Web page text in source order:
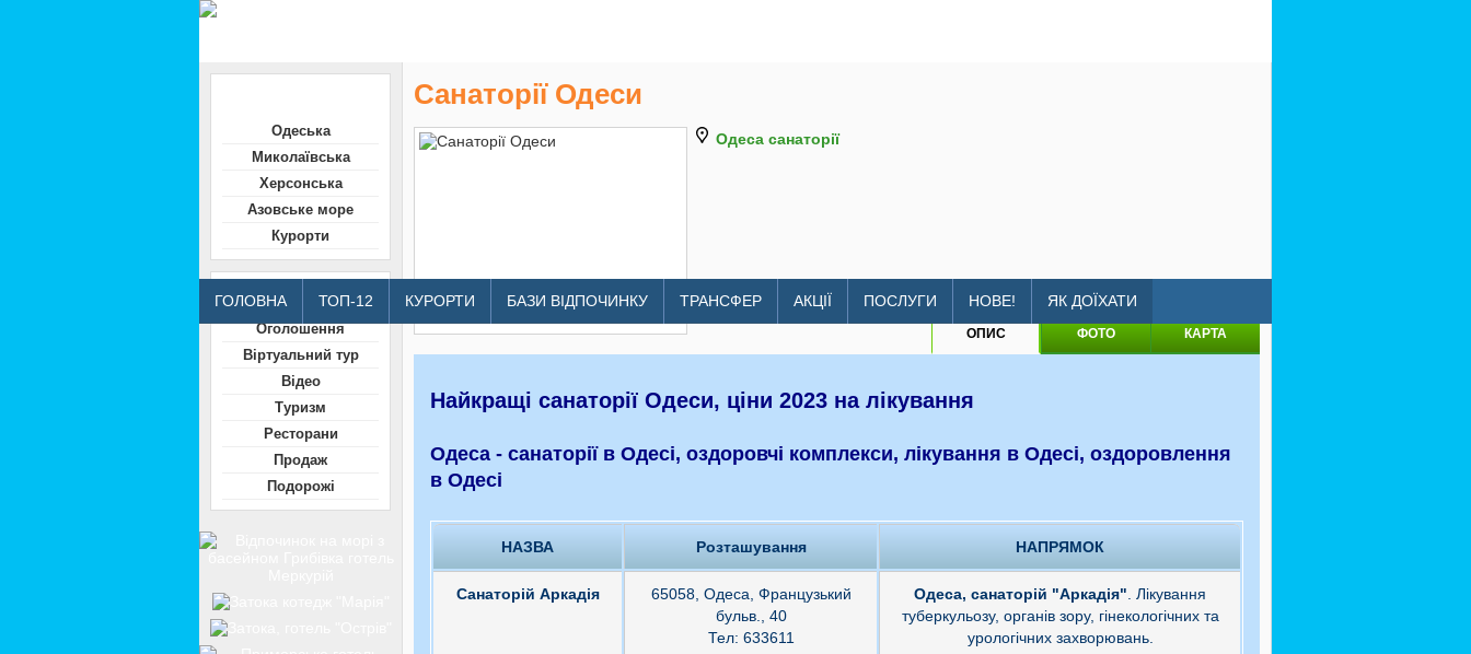
ГОЛОВНА ТОП-12 КУРОРТИ БАЗИ ВІДПОЧИНКУ ТРАНСФЕР АКЦІЇ ПОСЛУГИ НОВЕ! ЯК ДОЇХАТИ
Одеська
Миколаївська
Херсонська
Азовське море
Курорти
Оголошення
Віртуальний тур
Відео
Туризм
Ресторани
Продаж
Подорожі
Санаторії Одеси
Одеса санаторії
litomore.com.ua/hotels/sanatorium
ОПИС ФОТО КАРТА
Найкращі санаторії Одеси, ціни 2023 на лікування
Одеса - санаторії в Одесі, оздоровчі комплекси, лікування в Одесі, оздоровлення
в Одесі
НАЗВА Розташування НАПРЯМОК
Санаторій Аркадія
65058, Одеса, Французький
бульв., 40
Тел: 633611
Одеса, санаторій "Аркадія" . Лікування
туберкульозу, органів зору, гінекологічних та
урологічних захворювань.